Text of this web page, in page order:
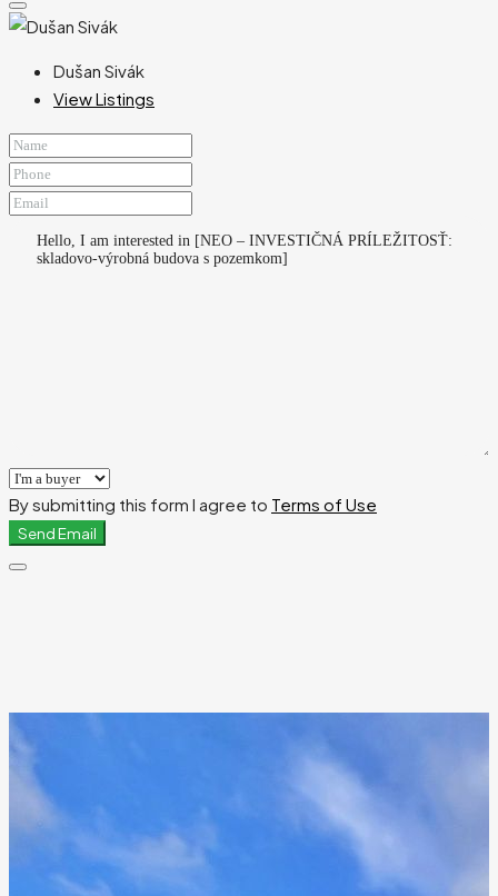
Dušan Sivák
View Listings
By submitting this form I agree to Terms of Use
Send Email